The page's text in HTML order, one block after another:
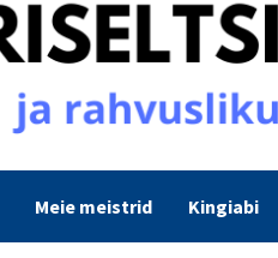
Meie meistrid Kingiabi